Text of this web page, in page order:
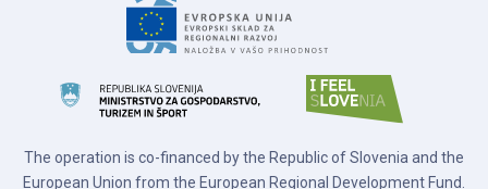
The operation is co-financed by the Republic of Slovenia and the
European Union from the European Regional Development Fund.